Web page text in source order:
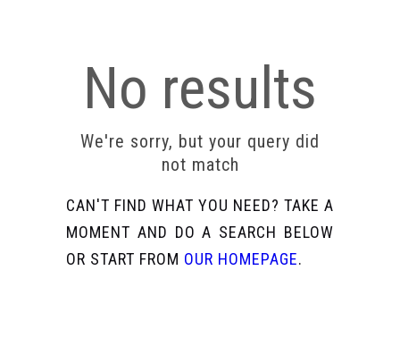
No results
We're sorry, but your query did
not match
CAN'T FIND WHAT YOU NEED? TAKE A
MOMENT AND DO A SEARCH BELOW
OR START FROM OUR HOMEPAGE.